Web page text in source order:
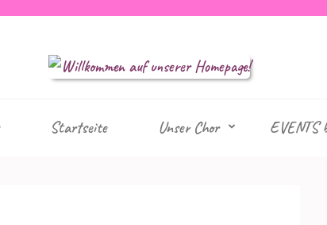
Startseite Unser Chor EVENTS